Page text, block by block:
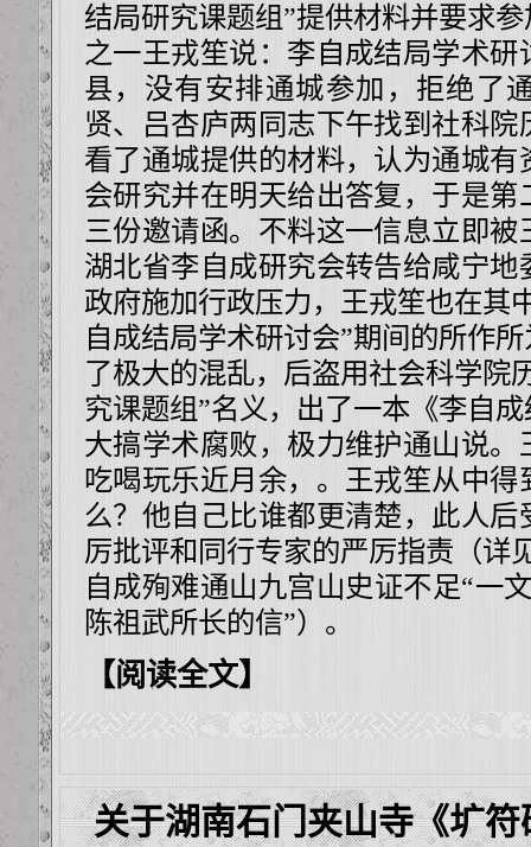
结局研究课题组”提供材料并要求
之一王戎笙说：李自成结局学术
县，没有安排通城参加，拒绝了
贤、吕杏庐两同志下午找到社科
看了通城提供的材料，认为通城
会研究并在明天给出答复，于是
三份邀请函。不料这一信息立即
湖北省李自成研究会转告给咸宁
政府施加行政压力，王戎笙也在其
自成结局学术研讨会”期间的所作
了极大的混乱，后盗用社会科学院
究课题组”名义，出了一本《李自
大搞学术腐败，极力维护通山说
吃喝玩乐近月余，。王戎笙从中
么？他自己比谁都更清楚，此人
厉批评和同行专家的严厉指责（详
自成殉难通山九宫山史证不足“一
陈祖武所长的信”）。
【阅读全文】
关于湖南石门夹山寺《圹